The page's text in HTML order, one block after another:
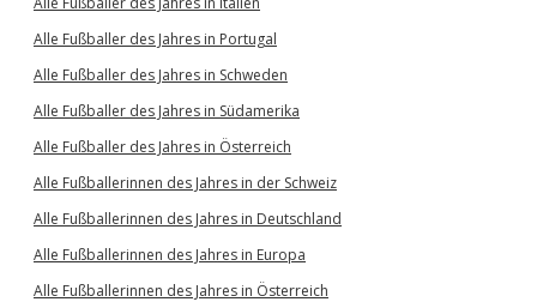
Alle Fußballer des Jahres in Portugal
Alle Fußballer des Jahres in Schweden
Alle Fußballer des Jahres in Südamerika
Alle Fußballer des Jahres in Österreich
Alle Fußballerinnen des Jahres in der Schweiz
Alle Fußballerinnen des Jahres in Deutschland
Alle Fußballerinnen des Jahres in Europa
Alle Fußballerinnen des Jahres in Österreich